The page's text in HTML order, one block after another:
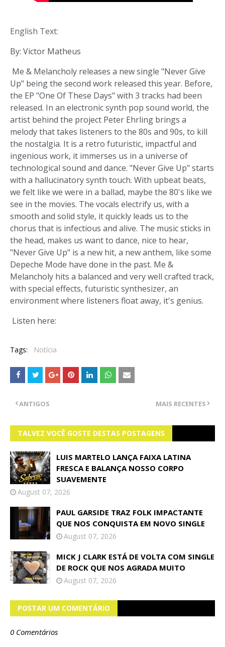
English Text:
By: Victor Matheus
Me & Melancholy releases a new single "Never Give
Up" being the second work released this year. Before,
the EP "One Of These Days" with 3 tracks had been
released. In an electronic synth pop sound world, the
artist behind the project Peter Ehrling brings a
melody that takes listeners to the 80s and 90s, to kill
the nostalgia. It is a retro futuristic, impactful and
ingenious work, it immerses us in a universe of
technological sound and dance. "Never Give Up" starts
with a hallucinatory synth touch. With upbeat beats,
we felt like we were in a ballad, maybe the 80's like we
see in the movies. The vocals electrify us, with a
smooth and solid style, it quickly leads us to the
chorus that is infectious and alive. The music sticks in
the head, makes us want to dance, nice to hear,
"Never Give Up" is a new hit, a new anthem, like some
Depeche Mode have done in the past. Me &
Melancholy hits a balanced and very well crafted track,
with special effects, futuristic synthesizer, an
environment where listeners float away, it's genius.
Listen here:
Tags: Notícia
MAIS RECENTES
ANTIGOS
TALVEZ VOCÊ GOSTE DESTAS POSTAGENS
LUIS MARTELO LANÇA FAIXA LATINA
FRESCA E BALANÇA NOSSO CORPO
SUAVEMENTE
August 07, 2026
PAUL GARSIDE TRAZ FOLK IMPACTANTE
QUE NOS CONQUISTA EM NOVO SINGLE
August 07, 2026
MICK J CLARK ESTÁ DE VOLTA COM SINGLE
DE ROCK QUE NOS AGRADA MUITO
August 07, 2026
POSTAR UM COMENTÁRIO
0 Comentários